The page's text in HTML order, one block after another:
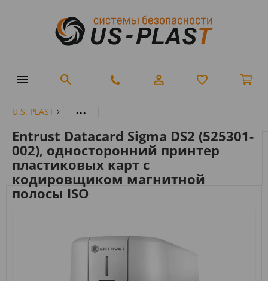
U.S. PLAST ...
Entrust Datacard Sigma DS2 (525301-
002), односторонний принтер
пластиковых карт с
кодировщиком магнитной
полосы ISO